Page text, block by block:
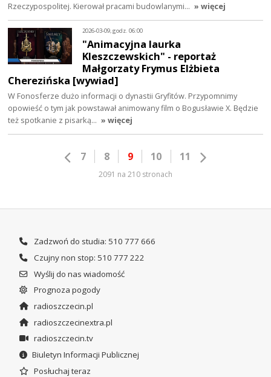
Rzeczypospolitej. Kierował pracami budowlanymi… » więcej
2026-03-09, godz. 06:00
"Animacyjna laurka
Kleszczewskich" - reportaż
Małgorzaty Frymus Elżbieta
Cherezińska [wywiad]
W Fonosferze dużo informacji o dynastii Gryfitów. Przypomnimy
opowieść o tym jak powstawał animowany film o Bogusławie X. Będzie
też spotkanie z pisarką… » więcej
7 8 9 10 11
2091 na 210 stronach
Zadzwoń do studia: 510 777 666
Czujny non stop: 510 777 222
Wyślij do nas wiadomość
Prognoza pogody
radioszczecin.pl
radioszczecinextra.pl
radioszczecin.tv
Biuletyn Informacji Publicznej
Posłuchaj teraz